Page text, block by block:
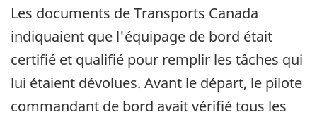
Les documents de Transports Canada
indiquaient que l'équipage de bord était
certifié et qualifié pour remplir les tâches qui
lui étaient dévolues. Avant le départ, le pilote
commandant de bord avait vérifié tous les